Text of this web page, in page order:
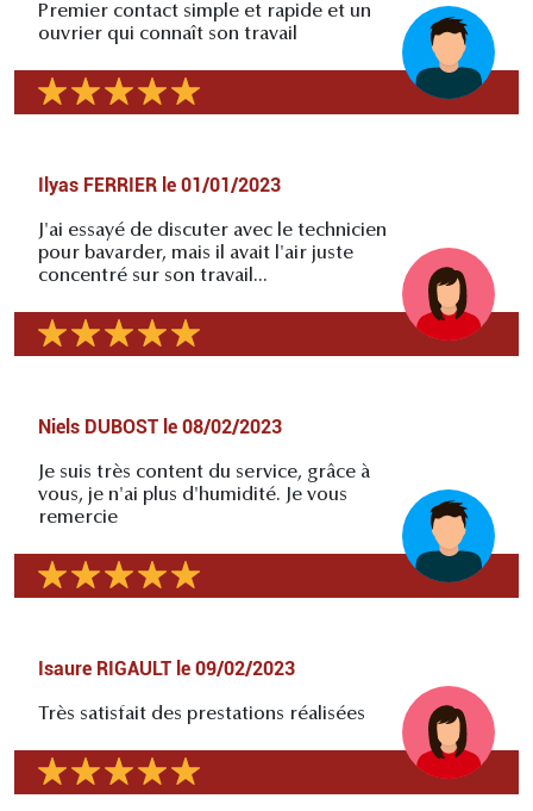
Premier contact simple et rapide et un
ouvrier qui connaît son travail
Ilyas FERRIER le 01/01/2023
J'ai essayé de discuter avec le technicien
pour bavarder, mais il avait l'air juste
concentré sur son travail...
Niels DUBOST le 08/02/2023
Je suis très content du service, grâce à
vous, je n'ai plus d'humidité. Je vous
remercie
Isaure RIGAULT le 09/02/2023
Très satisfait des prestations réalisées